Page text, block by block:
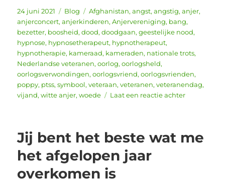
Geplaatst
op
24 juni 2021 Categorieën
Blog Tags
Afghanistan,angst,angstig,anjer,
anjerconcert,anjerkinderen,Anjervereniging, bang,
bezetter, boosheid,dood,doodgaan,geestelijke nood,
hypnose, hypnosetherapeut, hypnotherapeut,
hypnotherapie, kameraad, kameraden, nationale trots,
Nederlandse veteranen,oorlog,oorlogsheld,
oorlogsverwondingen,oorlogsvriend,oorlogsvrienden,
poppy, ptss,symbool,veteraan,veteranen,veteranendag,
vijand,witte anjer,woede Laat een reactie achterop
juni
Jij bent het beste wat me
het afgelopen jaar
overkomen is